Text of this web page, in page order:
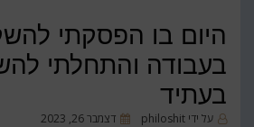
היום בו הפסקתי
בעבודה והתחלתי
בעתיד
על ידי philoshit
פורסםדצמבר 26, 2023